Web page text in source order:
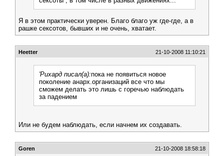
Я в этом практически уверен. Благо благо уж где-где, а в
рашке сексотов, бывших и не очень, хватает.
Heetter 21-10-2008 11:10:21
'Рихард писал(а):пока не появиться новое
поколение анарх.организаций все что мы
сможем делать это лишь с горечью наблюдать
за падением
Или не будем наблюдать, если начнем их создавать.
Goren 21-10-2008 18:58:18